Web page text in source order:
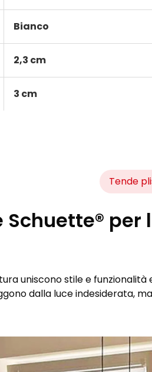
Bianco
2,3 cm
3 cm
Tende
uniscono stile e
dalla luce indesiderata,